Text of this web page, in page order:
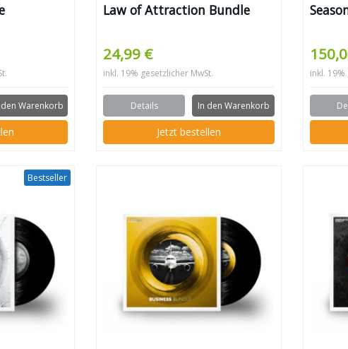
den Warenkorb
Law of Attraction Bundle
24,99 €
inkl. 19% gesetzlicher MwSt.
Details In den Warenkorb
Jetzt bestellen
inkl. 19%
Bestseller